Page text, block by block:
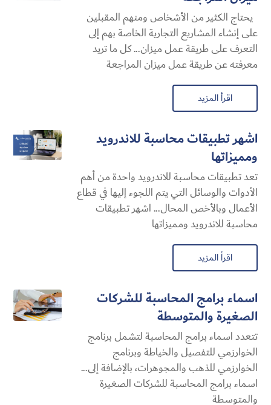
يحتاج الكثير من الأشخاص ومنهم المقبلين
على إنشاء المشاريع التجارية الخاصة بهم إلى
التعرف على طريقة عمل ميزان... كل ما تريد
معرفته عن طريقة عمل ميزان المراجعة
اقرأ المزيد
اشهر تطبيقات محاسبة للاندرويد
ومميزاتها
تعد تطبيقات محاسبة للاندرويد واحدة من أهم
الأدوات والوسائل التي يتم اللجوء إليها في قطاع
الأعمال وبالأخص المحال... اشهر تطبيقات
محاسبة للاندرويد ومميزاتها
اقرأ المزيد
اسماء برامج المحاسبة للشركات
الصغيرة والمتوسطة
تتعدد اسماء برامج المحاسبة لتشمل برنامج
الخوارزمي للتفصيل والخياطة وبرنامج
الخوارزمي للذهب والمجوهرات، بالإضافة إلى...
اسماء برامج المحاسبة للشركات الصغيرة
والمتوسطة